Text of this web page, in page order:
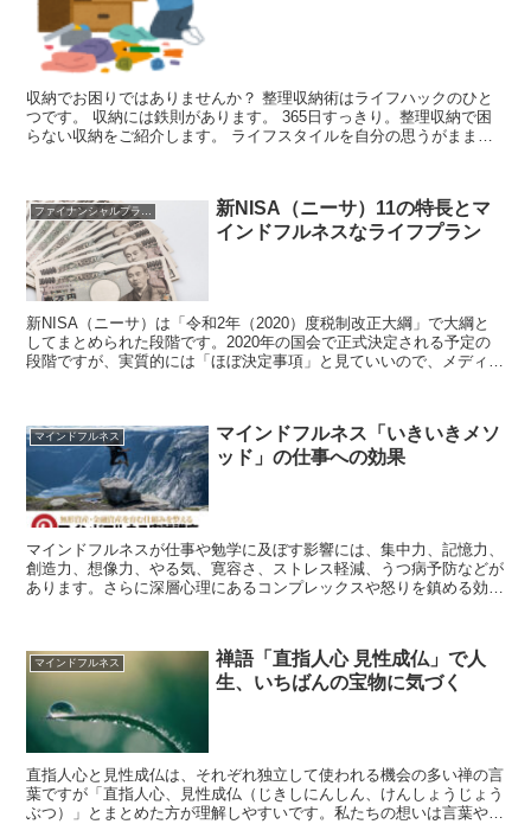
収納でお困りではありませんか？ 整理収納術はライフハックのひと
つです。 収納には鉄則があります。 365日すっきり。整理収納で困
らない収納をご紹介します。 ライフスタイルを自分の思うがままに
ファイナンシャルプランニング
新NISA（ニーサ）11の特長とマ
インドフルネスなライフプラン
新NISA（ニーサ）は「令和2年（2020）度税制改正大綱」で大綱と
してまとめられた段階です。2020年の国会で正式決定される予定の
段階ですが、実質的には「ほぼ決定事項」と見ていいので、メディア
マインドフルネス
マインドフルネス「いきいきメソ
ッド」の仕事への効果
マインドフルネスが仕事や勉学に及ぼす影響には、集中力、記憶力、
創造力、想像力、やる気、寛容さ、ストレス軽減、うつ病予防などが
あります。さらに深層心理にあるコンプレックスや怒りを鎮める効果
マインドフルネス
禅語「直指人心 見性成仏」で人
生、いちばんの宝物に気づく
直指人心と見性成仏は、それぞれ独立して使われる機会の多い禅の言
葉ですが「直指人心、見性成仏（じきしにんしん、けんしょうじょう
ぶつ）」とまとめた方が理解しやすいです。私たちの想いは言葉や文